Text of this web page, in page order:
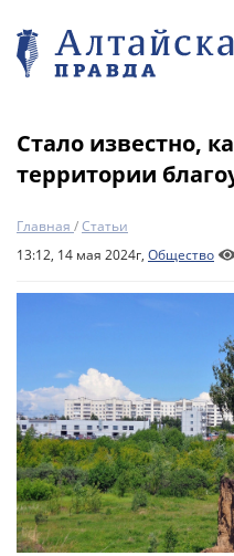
Стало известно,
территории
Главная /Статьи
13:12, 14 мая 2024г, Общество